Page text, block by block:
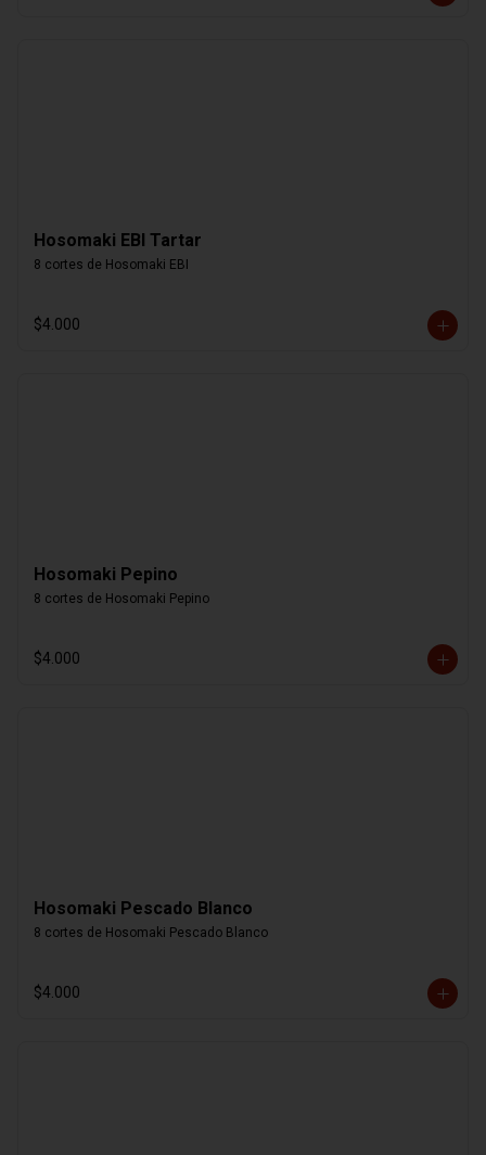
Hosomaki EBI Tartar
8 cortes de Hosomaki EBI
$4.000
Hosomaki Pepino
8 cortes de Hosomaki Pepino
$4.000
Hosomaki Pescado Blanco
8 cortes de Hosomaki Pescado Blanco
$4.000